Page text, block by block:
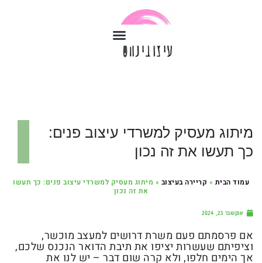
מיתוג מעסיק למשרדי עיצוב פנים:
כך תעשו את זה נכון
עמוד הבית » קריירה בעיצוב » מיתוג מעסיק למשרדי עיצוב פנים: כך תעשו
את זה נכון
אוקטובר 23, 2024
אם פרסמתם פעם משרת דרושים למעצב מוכשר,
וציפיתם שעשרות יציפו את תיבת הדואר הנכנס שלכם,
אך הימים חלפו, ולא קרה שום דבר – יש לנו את